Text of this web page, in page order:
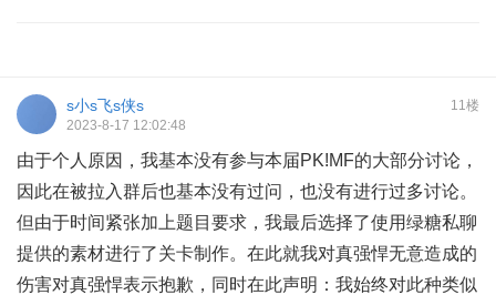
11楼
s小s飞s侠s
2023-8-17 12:02:48
由于个人原因，我基本没有参与本届PK!MF的大部分讨论，
因此在被拉入群后也基本没有过问，也没有进行过多讨论。
但由于时间紧张加上题目要求，我最后选择了使用绿糖私聊
提供的素材进行了关卡制作。在此就我对真强悍无意造成的
伤害对真强悍表示抱歉，同时在此声明：我始终对此种类似